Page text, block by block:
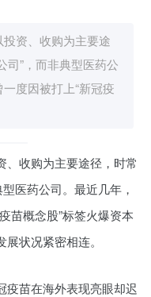
资、收购为主要途
司”，而非典型医药公
度因被打上“新冠疫
、收购为主要途径，时常
医药公司。最近几年，
苗概念股”标签火爆资本
状况紧密相连。
疫苗在海外表现亮眼却迟